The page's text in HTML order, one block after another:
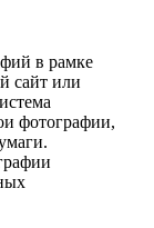
в рамке
сайт или
фотографии,